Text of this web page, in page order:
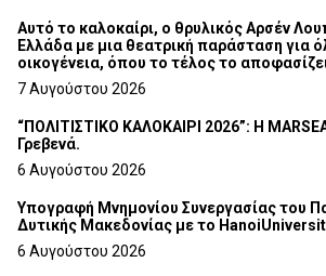
Αυτό το καλοκαίρι, ο θρυλικός Αρσέν
Ελλάδα με μια θεατρική παράσταση για
οικογένεια, όπου το τέλος το
7 Αυγούστου 2026
“ΠΟΛΙΤΙΣΤΙΚΟ ΚΑΛΟΚΑΙΡΙ 2026”: Η
Γρεβενά.
6 Αυγούστου 2026
Υπογραφή Μνημονίου Συνεργασίας του
Δυτικής Μακεδονίας με το
6 Αυγούστου 2026